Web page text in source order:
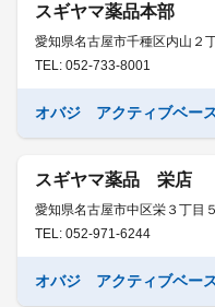
スギヤマ薬品本部
愛知県名古屋市千種区内山２
TEL: 052-733-8001
オバジ アクティブベー
スギヤマ薬品 栄店
愛知県名古屋市中区栄３丁目
TEL: 052-971-6244
オバジ アクティブベー